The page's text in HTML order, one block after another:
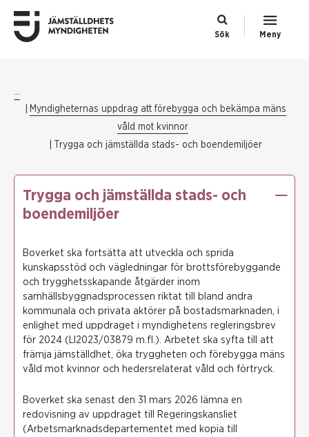
Sök Meny
...
Myndigheternas uppdrag att förebygga och bekämpa mäns
våld mot kvinnor
Trygga och jämställda stads- och boendemiljöer
Trygga och jämställda stads- och
boendemiljöer
Boverket ska fortsätta att utveckla och sprida
kunskapsstöd och vägledningar för brottsförebyggande
och trygghetsskapande åtgärder inom
samhällsbyggnadsprocessen riktat till bland andra
kommunala och privata aktörer på bostadsmarknaden, i
enlighet med uppdraget i myndighetens regleringsbrev
för 2024 (LI2023/03879 m.fl.). Arbetet ska syfta till att
främja jämställdhet, öka tryggheten och förebygga mäns
våld mot kvinnor och hedersrelaterat våld och förtryck.
Boverket ska senast den 31 mars 2026 lämna en
redovisning av uppdraget till Regeringskansliet
(Arbetsmarknadsdepartementet med kopia till